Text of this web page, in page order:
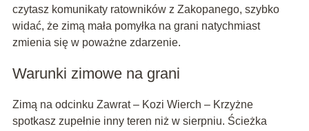
czytasz komunikaty ratowników z Zakopanego, szybko
widać, że zimą mała pomyłka na grani natychmiast
zmienia się w poważne zdarzenie.
Warunki zimowe na grani
Zimą na odcinku Zawrat – Kozi Wierch – Krzyżne
spotkasz zupełnie inny teren niż w sierpniu. Ścieżka